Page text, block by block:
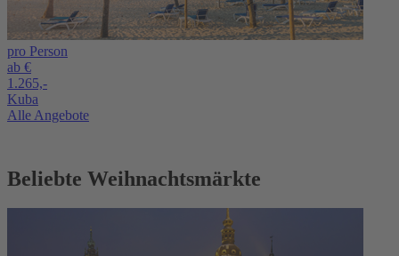
pro Person
ab €
1.265,-
Kuba
Alle Angebote
Beliebte Weihnachtsmärkte